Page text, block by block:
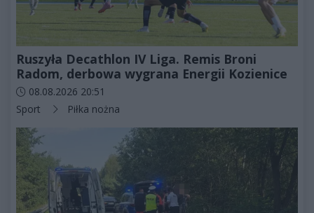
Ruszyła Decathlon IV Liga. Remis Broni
Radom, derbowa wygrana Energii Kozienice
Data dodania artykułu:
08.08.2026 20:51
Kategorie artykułu:
Sport Piłka nożna